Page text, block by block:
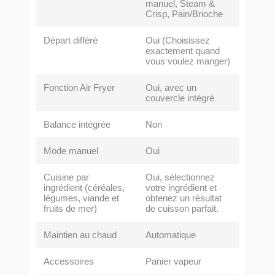
manuel, Steam &
Crisp, Pain/Brioche
Départ différé
Oui (Choisissez
exactement quand
vous voulez manger)
Fonction Air Fryer
Oui, avec un
couvercle intégré
Balance intégrée Non
Mode manuel Oui
Cuisine par
ingrédient (céréales,
légumes, viande et
fruits de mer)
Oui, sélectionnez
votre ingrédient et
obtenez un résultat
de cuisson parfait.
Maintien au chaud Automatique
Accessoires Panier vapeur